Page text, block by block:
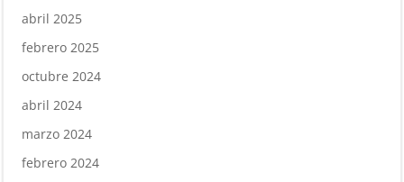
abril 2025
febrero 2025
octubre 2024
abril 2024
marzo 2024
febrero 2024